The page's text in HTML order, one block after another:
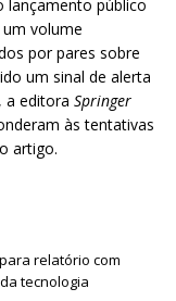
lançamento público
volume
por pares sobre
um sinal de alerta
a editora Springer
às tentativas
artigo.
relatório com
tecnologia